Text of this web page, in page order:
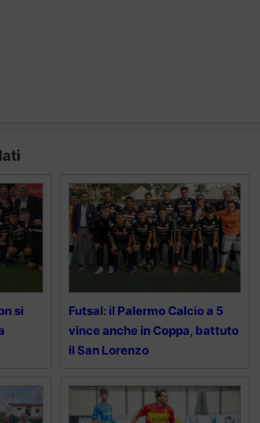
si
Futsal: il Palermo Calcio a 5
vince anche in Coppa, battuto
il San Lorenzo